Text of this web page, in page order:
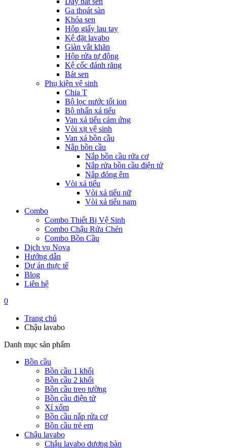
Ga thoát sàn
Khóa sen
Hộp giấy lau tay
Kệ đặt lavabo
Giàn vắt khăn
Hộp rửa tự động
Kệ cốc đánh răng
Bát sen
Phụ kiện vệ sinh
Chia T
Bộ lọc nước tốt ion
Bộ nhấn xả tiểu
Van xả tiểu cảm ứng
Vòi xịt vệ sinh
Van xả bồn cầu
Nắp bồn cầu
Nắp bồn cầu rửa cơ
Nắp rửa bồn cầu điện tử
Nắp đóng êm
Vòi xả tiểu
Vòi xả tiểu nữ
Vòi xả tiểu nam
Combo
Combo Thiết Bị Vệ Sinh
Combo Chậu Rửa Chén
Combo Bồn Cầu
Dịch vụ Nova
Hướng dẫn
Dự án thực tế
Blog
Liên hệ
0
Trang chủ
Chậu lavabo
Danh mục sản phẩm
Bồn cầu
Bồn cầu 1 khối
Bồn cầu 2 khối
Bồn cầu treo tường
Bồn cầu điện tử
Xí xổm
Bồn cầu nắp rửa cơ
Bồn cầu trẻ em
Chậu lavabo
Chậu lavabo dương bàn